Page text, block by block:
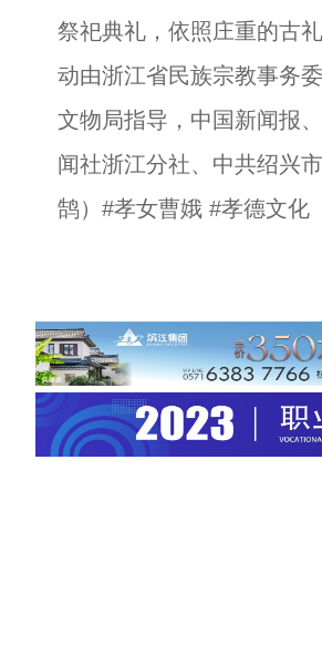
祭祀典礼，依照庄重的古
动由浙江省民族宗教事务
文物局指导，中国新闻报
闻社浙江分社、中共绍兴
鹄）#孝女曹娥 #孝德文化